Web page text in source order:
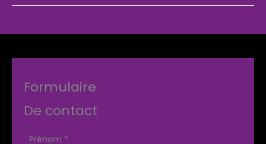
Formulaire
De contact
Formulaire
Prénom *